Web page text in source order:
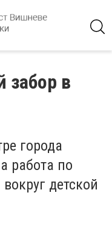
в
города
работа по
детской